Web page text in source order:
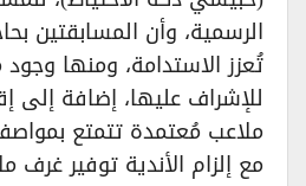
الرسمية، وأن المسابقتين
تُعزز الاستدامة، ومنها وجود
للإشراف عليها، إضافة إلى
ملاعب مُعتمدة تتمتع
مع إلزام الأندية توفير غرف